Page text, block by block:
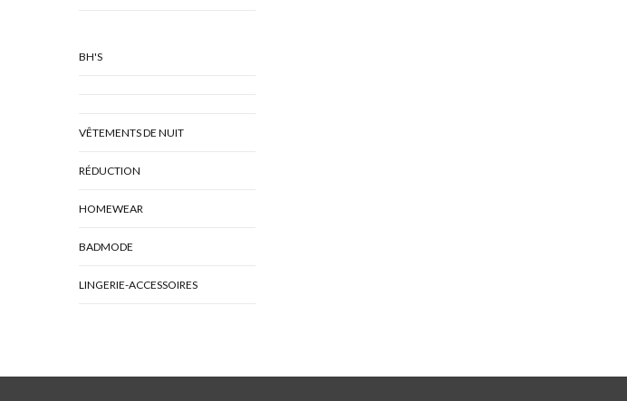
BH'S
VÊTEMENTS DE NUIT
RÉDUCTION
HOMEWEAR
BADMODE
LINGERIE-ACCESSOIRES